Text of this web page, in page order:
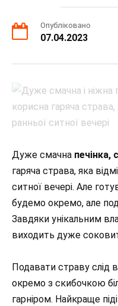
Опубліковано
07.04.2023
Дуже смачна
гаряча страва, яка
ситної вечері. Але
будемо окремо, але
Завдяки унікальним
виходить дуже
Подавати страву слід
окремо з скибочкою
гарніром. Найкраще